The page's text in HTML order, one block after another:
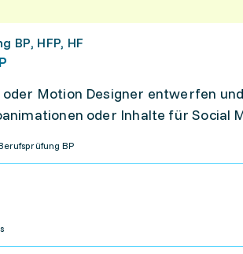
BP, HFP, HF
Motion Designer entwerfen
oder Inhalte für Social
BP